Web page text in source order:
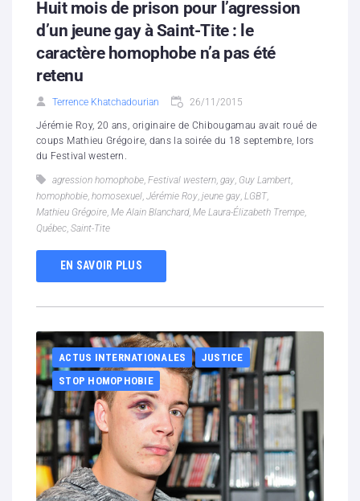
Huit mois de prison pour l’agression
d’un jeune gay à Saint-Tite : le
caractère homophobe n’a pas été
retenu
Terrence Khatchadourian 26/11/2015
Jérémie Roy, 20 ans, originaire de Chibougamau avait roué de
coups Mathieu Grégoire, dans la soirée du 18 septembre, lors
du Festival western.
agression homophobe Festival western gay Guy Lambert
homophobie homosexuel Jérémie Roy jeune gay LGBT,
Mathieu Grégoire Me Alain Blanchard, Me Laura-Élizabeth Trempe
Québec Saint-Tite
EN SAVOIR PLUS
ACTUS INTERNATIONALES
JUSTICE
STOP HOMOPHOBIE